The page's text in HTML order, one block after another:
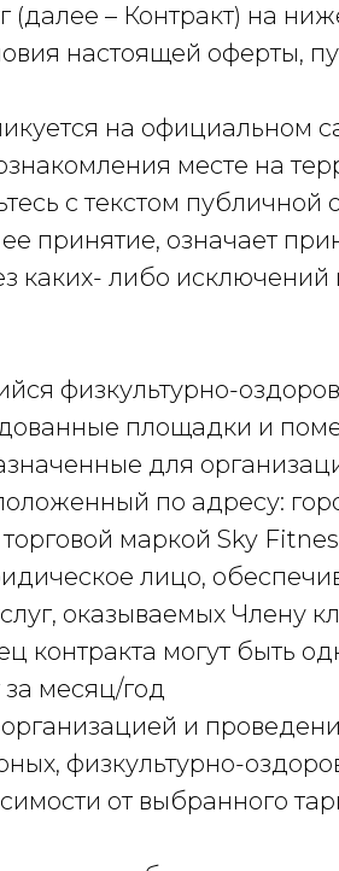
(далее – Контракт) на
настоящей оферты,
на официальном
месте на
с текстом
принятие, означает
каких- либо исключений
физкультурно-
площадки и
для
по адресу:
маркой Sky
лицо,
оказываемых Члену
контракта могут быть
за месяц/год
организацией и
физкультурно-
от выбранного